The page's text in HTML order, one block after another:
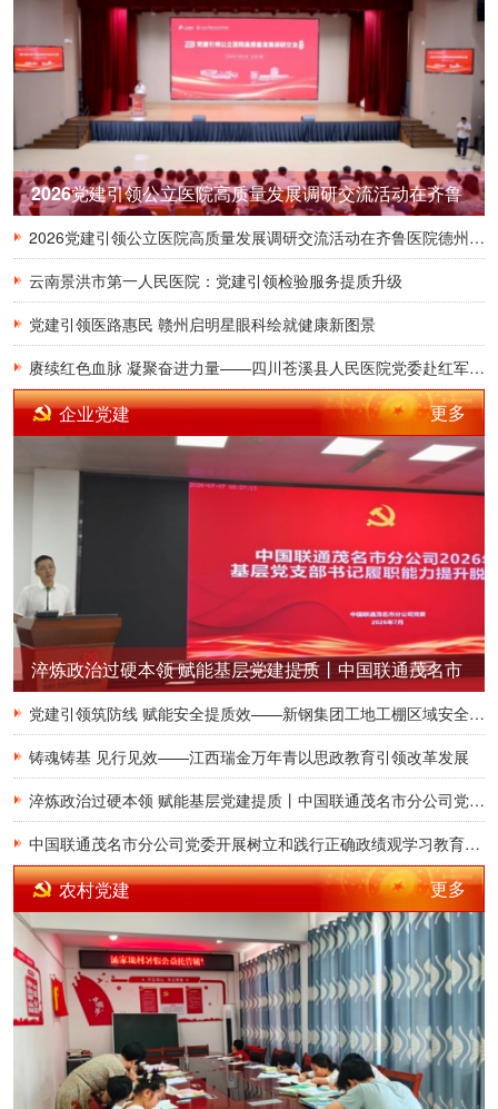
2026党建引领公立医院高质量发展调研交流活动在齐鲁
医院德州医院圆满召开
2026党建引领公立医院高质量发展调研交流活动在齐鲁医院德州医院圆满召开
云南景洪市第一人民医院：党建引领检验服务提质升级
党建引领医路惠民 赣州启明星眼科绘就健康新图景
赓续红色血脉 凝聚奋进力量——四川苍溪县人民医院党委赴红军渡开展主题党日活动
企业党建 更多
淬炼政治过硬本领 赋能基层党建提质丨中国联通茂名市
分公司党委圆满举办2026年党支部书记履职能力提升培
训班
党建引领筑防线 赋能安全提质效——新钢集团工地工棚区域安全管理创新实践研究
铸魂铸基 见行见效——江西瑞金万年青以思政教育引领改革发展
淬炼政治过硬本领 赋能基层党建提质丨中国联通茂名市分公司党委圆满举办2026年党支部书记履职能力提升培训班
中国联通茂名市分公司党委开展树立和践行正确政绩观学习教育读书班暨党委理论学习中心组学习研讨
农村党建 更多